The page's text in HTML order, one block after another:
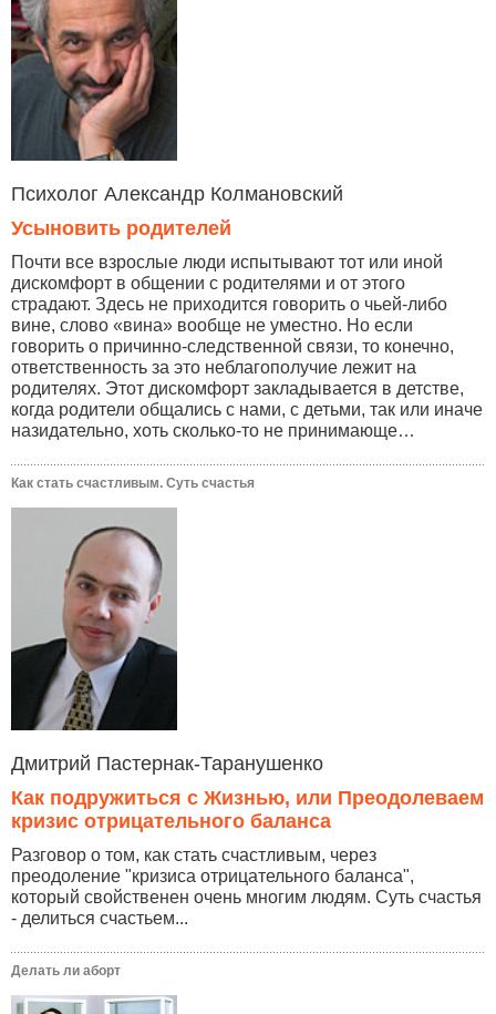
Психолог Александр Колмановский
Усыновить родителей
Почти все взрослые люди испытывают тот или иной
дискомфорт в общении с родителями и от этого
страдают. Здесь не приходится говорить о чьей-либо
вине, слово «вина» вообще не уместно. Но если
говорить о причинно-следственной связи, то конечно,
ответственность за это неблагополучие лежит на
родителях. Этот дискомфорт закладывается в детстве,
когда родители общались с нами, с детьми, так или иначе
назидательно, хоть сколько-то не принимающе…
Как стать счастливым. Суть счастья
Дмитрий Пастернак-Таранушенко
Как подружиться с Жизнью, или Преодолеваем
кризис отрицательного баланса
Разговор о том, как стать счастливым, через
преодоление "кризиса отрицательного баланса",
который свойственен очень многим людям. Суть счастья
- делиться счастьем...
Делать ли аборт